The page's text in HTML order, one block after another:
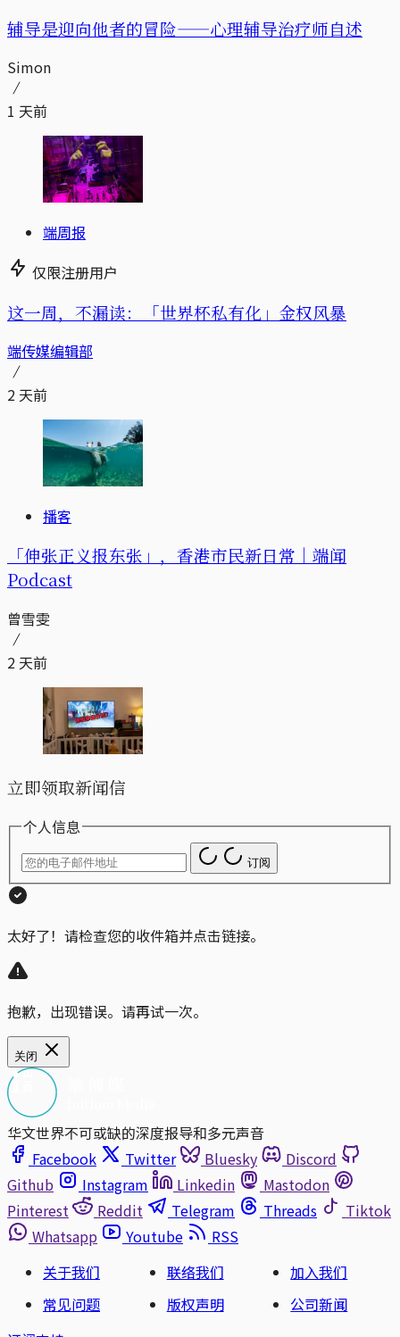
辅导是迎向他者的冒险——心理辅导治疗师自述
Simon
1 天前
端周报
仅限注册用户
这一周，不漏读：「世界杯私有化」金权风暴
端传媒编辑部
2 天前
播客
「伸张正义报东张」，香港市民新日常｜端闻
Podcast
曾雪雯
2 天前
立即领取新闻信
个人信息
订阅
太好了！请检查您的收件箱并点击链接。
抱歉，出现错误。请再试一次。
关闭
华文世界不可或缺的深度报导和多元声音
Facebook
Twitter Bluesky
Discord
Github
Instagram Linkedin
Mastodon
Pinterest
Reddit Telegram Threads
Tiktok
Whatsapp
Youtube
RSS
关于我们
联络我们
加入我们
常见问题
版权声明
公司新闻